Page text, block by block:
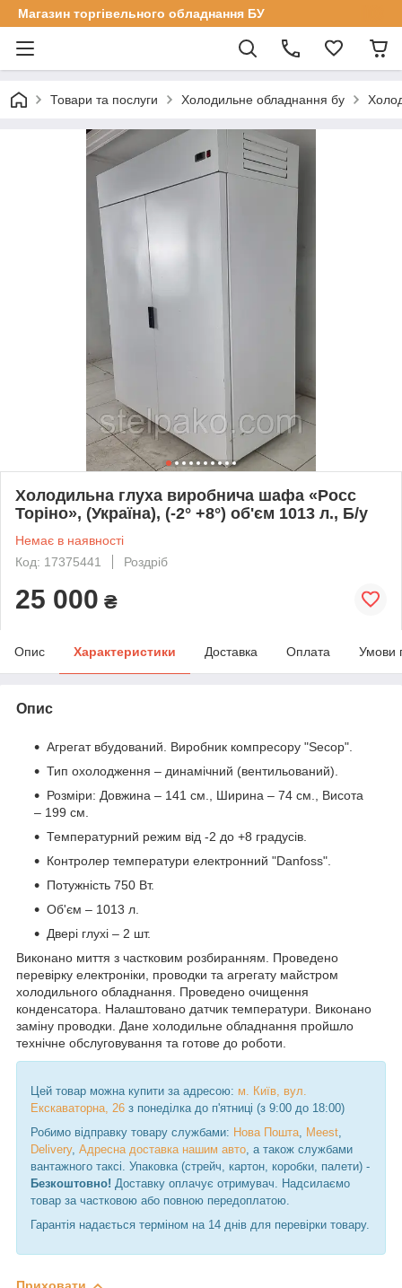
Магазин торгівельного обладнання БУ
Товари та послуги Холодильне обладнання бу
Холодильна глуха виробнича шафа «Росс
Торіно», (Україна), (-2° +8°) об'єм 1013 л., Б/у
Немає в наявності
Код: 17375441
Роздріб
25 000 ₴
Опис Характеристики Доставка Оплата Умови
Опис
Агрегат вбудований. Виробник компресору "Secop".
Тип охолодження – динамічний (вентильований).
Розміри: Довжина – 141 см., Ширина – 74 см., Висота
– 199 см.
Температурний режим від -2 до +8 градусів.
Контролер температури електронний "Danfoss".
Потужність 750 Вт.
Об'єм – 1013 л.
Двері глухі – 2 шт.
Виконано миття з частковим розбиранням. Проведено
перевірку електроніки, проводки та агрегату майстром
холодильного обладнання. Проведено очищення
конденсатора. Налаштовано датчик температури. Виконано
заміну проводки. Дане холодильне обладнання пройшло
технічне обслуговування та готове до роботи.
Цей товар можна купити за адресою: м. Київ, вул.
Екскаваторна, 26 з понеділка до п'ятниці (з 9:00 до 18:00)
Робимо відправку товару службами: Нова Пошта Meest
Delivery, Адресна доставка нашим авто , а також службами
вантажного таксі. Упаковка (стрейч, картон, коробки, палети) -
Безкоштовно! Доставку оплачує отримувач. Надсилаємо
товар за частковою або повною передоплатою.
Гарантія надається терміном на 14 днів для перевірки товару.
Приховати